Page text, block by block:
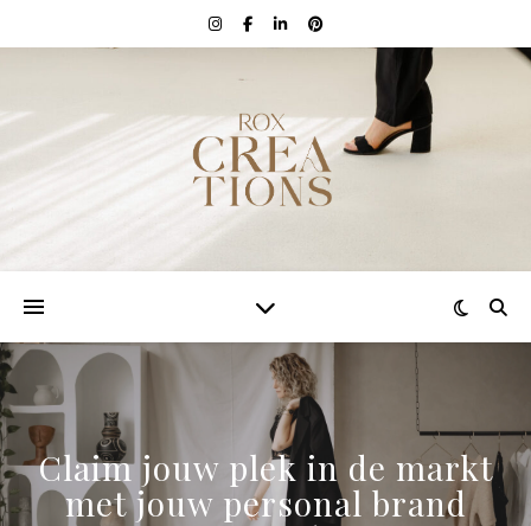
Claim jouw plek in de markt
met jouw personal brand